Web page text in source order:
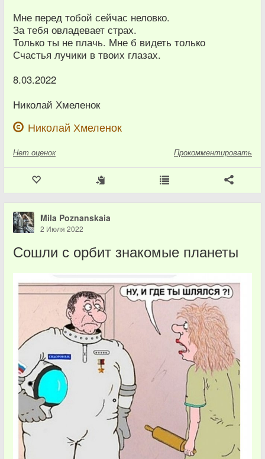
Мне перед тобой сейчас неловко.
За тебя овладевает страх.
Только ты не плачь. Мне б видеть только
Счастья лучики в твоих глазах.
8.03.2022
Николай Хмеленок
Николай Хмеленок
Нет оценок Прокомментировать
Mila Poznanskaia
2 Июля 2022
Сошли с орбит знакомые планеты